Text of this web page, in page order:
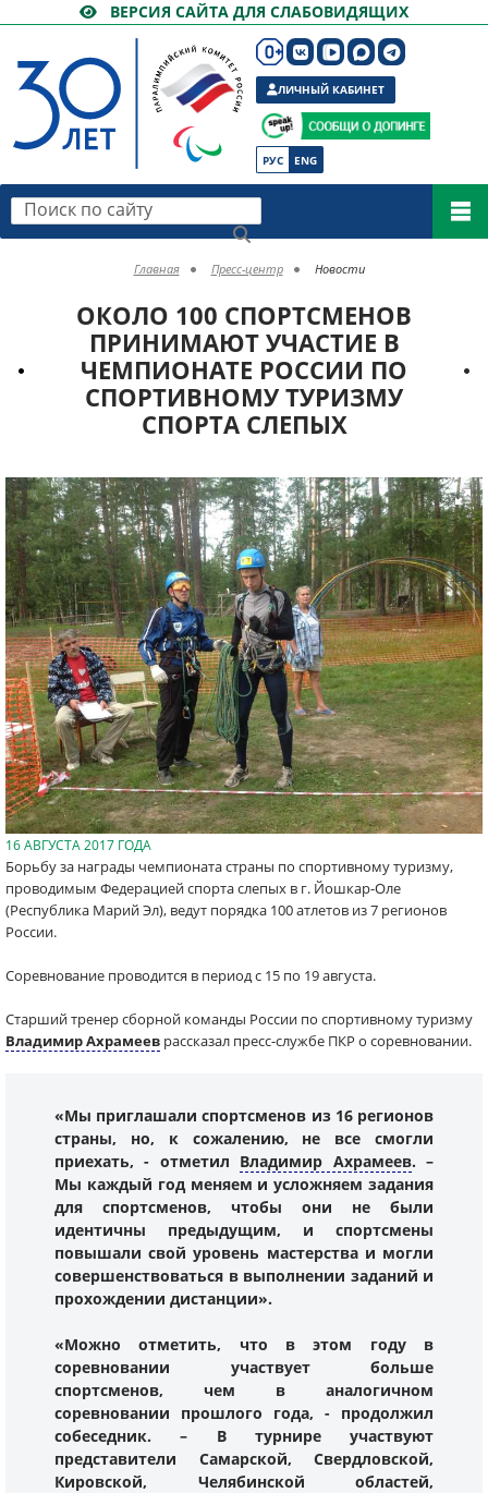
ВЕРСИЯ САЙТА ДЛЯ СЛАБОВИДЯЩИХ
РУС ENG
ЛИЧНЫЙ КАБИНЕТ
Поиск по сайту
Главная Пресс-центр Новости
ОКОЛО 100 СПОРТСМЕНОВ
ПРИНИМАЮТ УЧАСТИЕ В
ЧЕМПИОНАТЕ РОССИИ ПО
СПОРТИВНОМУ ТУРИЗМУ
СПОРТА СЛЕПЫХ
16 АВГУСТА 2017 ГОДА
Борьбу за награды чемпионата страны по спортивному туризму,
проводимым Федерацией спорта слепых в г. Йошкар-Оле
(Республика Марий Эл), ведут порядка 100 атлетов из 7 регионов
России.
Соревнование проводится в период с 15 по 19 августа.
Старший тренер сборной команды России по спортивному туризму
Владимир Ахрамеев рассказал пресс-службе ПКР о соревновании.
«Мы приглашали спортсменов из 16 регионов
страны, но, к сожалению, не все смогли
приехать, - отметил Владимир Ахрамеев. –
Мы каждый год меняем и усложняем задания
для спортсменов, чтобы они не были
идентичны предыдущим, и спортсмены
повышали свой уровень мастерства и могли
совершенствоваться в выполнении заданий и
прохождении дистанции».
«Можно отметить, что в этом году в
соревновании участвует больше
спортсменов, чем в аналогичном
соревновании прошлого года, - продолжил
собеседник. – В турнире участвуют
представители Самарской, Свердловской,
Кировской, Челябинской областей,